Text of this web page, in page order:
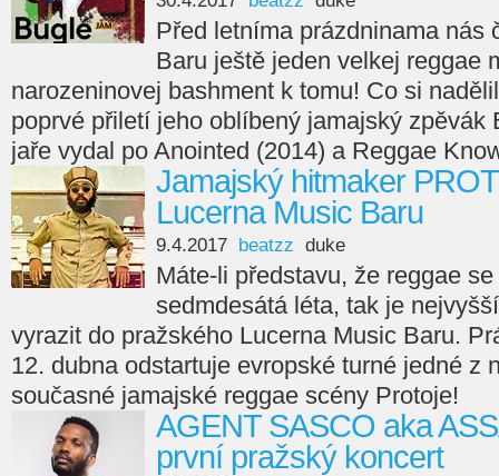
Před letníma prázdninama nás
Baru ještě jeden velkej reggae
narozeninovej bashment k tomu! Co si
poprvé přiletí jeho oblíbený jamajský zpěvák
jaře vydal po Anointed (2014) a Reggae
Jamajský hitmaker
Lucerna Music Baru
9.4.2017 beatzz duke
Máte-li představu, že reggae
sedmdesátá léta, tak je
vyrazit do pražského Lucerna Music Baru.
12. dubna odstartuje evropské turné jedné z
současné jamajské reggae scény Protoje!
AGENT SASCO aka
první pražský koncert